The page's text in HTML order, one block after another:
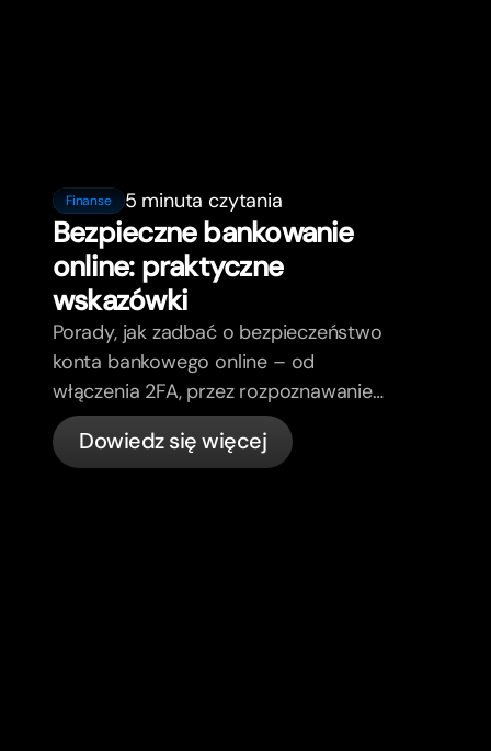
Finanse 5 minuta czytania
Bezpieczne bankowanie
online: praktyczne
wskazówki
Porady, jak zadbać o bezpieczeństwo
konta bankowego online – od
włączenia 2FA, przez rozpoznawanie
phishing, kontrolę kart, aż po to, co
bunq załatwia automatycznie.
Dowiedz się więcej